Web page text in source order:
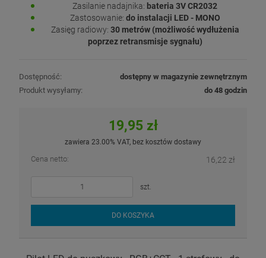
Zasilanie nadajnika: bateria 3V CR2032
Zastosowanie: do instalacji LED - MONO
Zasięg radiowy: 30 metrów (możliwość wydłużenia
poprzez retransmisje sygnału)
Dostępność:
dostępny w magazynie zewnętrznym
Produkt wysyłamy:
do 48 godzin
19,95 zł
zawiera 23.00% VAT, bez kosztów dostawy
Cena netto: 16,22 zł
szt.
DO KOSZYKA